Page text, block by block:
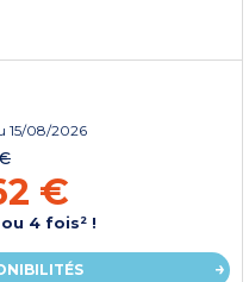
15/08/2026
€
4 fois² !